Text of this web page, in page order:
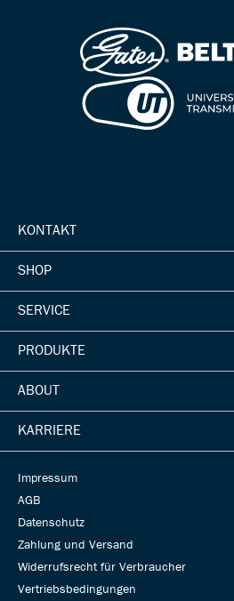
KONTAKT
SHOP
SERVICE
PRODUKTE
ABOUT
KARRIERE
Impressum
AGB
Datenschutz
Zahlung und Versand
Widerrufsrecht für Verbraucher
Vertriebsbedingungen